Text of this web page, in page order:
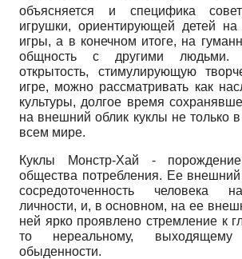
объясняется и специфика
игрушки, ориентирующей детей на
игры, а в конечном итоге, на
общность с другими
открытость, стимулирующую
игре, можно рассматривать как
культуры, долгое время
на внешний облик куклы не только
всем мире.
Куклы Монстр-Хай - порождение
общества потребления. Ее внешний
сосредоточенность человека
личности, и, в основном, на ее
ней ярко проявлено стремление к
то нереальному,
обыденности.